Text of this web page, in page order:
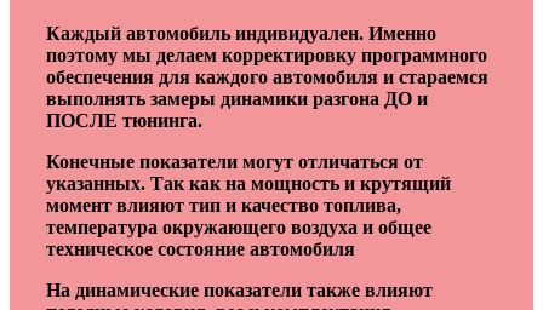
Каждый автомобиль индивидуален. Именно
поэтому мы делаем корректировку программного
обеспечения для каждого автомобиля и стараемся
выполнять замеры динамики разгона ДО и
ПОСЛЕ тюнинга.
Конечные показатели могут отличаться от
указанных. Так как на мощность и крутящий
момент влияют тип и качество топлива,
температура окружающего воздуха и общее
техническое состояние автомобиля
На динамические показатели также влияют